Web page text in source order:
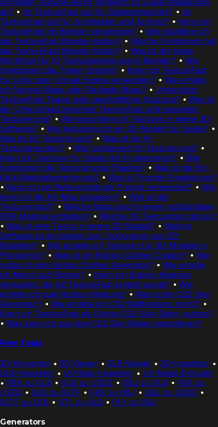
ab? • Ist TextureFast gut für Spieleentwickler? • Ist
TextureFast gut für Architekten und Archviz? • Kann ich
TextureFast mit Blender verwenden? • Wie installiere ich
das TextureFast Blender-Addon? • Welche Funktionen hat
das TextureFast Blender-Addon? • Was ist der beste
Workflow für KI-Texturgenerierung in Blender? • Wie
funktioniert das Token-System? • Kann ich TextureFast
für Unity oder Unreal Engine verwenden? • Wie erhalte
ich Normal-Maps oder Rauheits-Maps? • Unterstützt
TextureFast Teams oder geschäftliche Nutzung? • Was ist
der Unterschied zwischen TextureFast und manueller
Texturierung? • Wie exportiere ich Texturen in meine 3D-
Software? • Wie texturiere ich ein 3D-Modell für Spiele? •
Was ist 3D-Texturierung? • Was ist ein KI-
Texturgenerator? • Wie funktioniert KI-Texturierung? •
Kann ich Texturen für Spiele mit KI generieren? • Wie
funktioniert die Texturierungs-Pipeline? • Was ist die Ein-
Klick-Materialgenerierung? • Was ist Prompt-Erweiterung?
• Kann ich ein Referenzbild als Prompt verwenden? • Wie
kann ich die AO-Map anpassen? • Was ist der
Texturverlauf? • Welche Maps sind in einem vollständigen
PBR-Material enthalten? • Welche 3D-Texturarten gibt es?
• Was ist eine Textur in einem 3D-Modell? • Welche
Software ist am besten zum Texturieren von 3D-
Modellen? • Wie erstelle ich Texturen für 3D-Modelle in
Photoshop? • Was ist ein Roblox Clothes Creator? • Wie
nutze ich den Roblox Clothes Generator? • Wie erstelle
ich Merch auf Roblox? • Kann ich Roblox-Kleidung
verkaufen, die mit TextureFast erstellt wurde? • Wie
erstelle ich gute Roblox-Kleidung? • Was ist ein CS2 Skin
Generator? • Wie erstelle ich CS2-Waffenskins mit KI? •
Kann ich TextureFast als Online-CS2-Skin-Editor nutzen?
• Was kann ich aus dem CS2 Skin Maker exportieren?
Free Tools
3D-Konverter • 3D-Viewer • GLB-Viewer • 3D-Inspektor •
GLB-Inspektor • UV-Map-Inspektor • UV-Maps-Extruder
• FBX zu GLB • GLB zu USDZ • OBJ zu GLB • FBX zu
USDZ • GLB zu GLTF • FBX zu OBJ • OBJ zu USDZ •
GLTF zu GLB • STL zu GLB • PLY zu OBJ
Generators